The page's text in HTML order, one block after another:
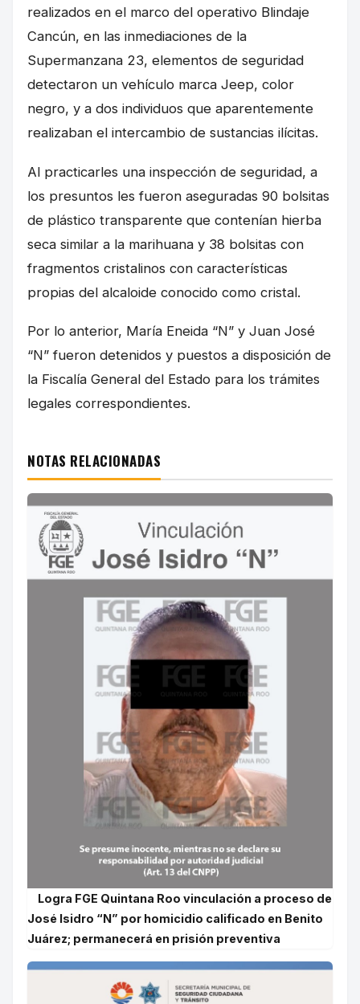
realizados en el marco del operativo Blindaje
Cancún, en las inmediaciones de la
Supermanzana 23, elementos de seguridad
detectaron un vehículo marca Jeep, color
negro, y a dos individuos que aparentemente
realizaban el intercambio de sustancias ilícitas.
Al practicarles una inspección de seguridad, a
los presuntos les fueron aseguradas 90 bolsitas
de plástico transparente que contenían hierba
seca similar a la marihuana y 38 bolsitas con
fragmentos cristalinos con características
propias del alcaloide conocido como cristal.
Por lo anterior, María Eneida “N” y Juan José
“N” fueron detenidos y puestos a disposición de
la Fiscalía General del Estado para los trámites
legales correspondientes.
NOTAS RELACIONADAS
Logra FGE Quintana Roo vinculación a proceso de
José Isidro “N” por homicidio calificado en Benito
Juárez; permanecerá en prisión preventiva